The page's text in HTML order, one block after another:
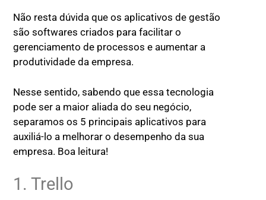
Não resta dúvida que os aplicativos de gestão
são softwares criados para facilitar o
gerenciamento de processos e aumentar a
produtividade da empresa.
Nesse sentido, sabendo que essa tecnologia
pode ser a maior aliada do seu negócio,
separamos os 5 principais aplicativos para
auxiliá-lo a melhorar o desempenho da sua
empresa. Boa leitura!
1. Trello